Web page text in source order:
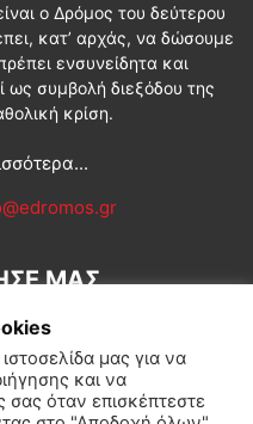
ο Δρόμος του δεύτερου
κατ’ αρχάς, να δώσουμε
ενσυνείδητα και
ως συμβολή διεξόδου της
κρίση.
ΜΑΣ
μας για να
και να
σας όταν επισκέπτεστε